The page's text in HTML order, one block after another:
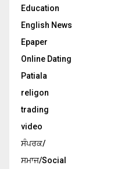
Education
English News
Epaper
Online Dating
Patiala
religon
trading
video
ਸੰਪਰਕ/
ਸਮਾਜ/Social